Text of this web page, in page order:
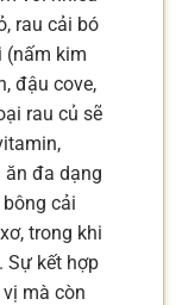
rau cải bó
(nấm kim
đậu cove,
rau củ sẽ
ăn đa dạng
cải
trong khi
Sự kết hợp
mà còn